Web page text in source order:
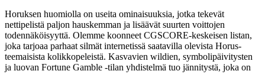
Horuksen huomiolla on useita ominaisuuksia, jotka tekevät
nettipelistä paljon hauskemman ja lisäävät suurten voittojen
todennäköisyyttä. Olemme koonneet CGSCORE-keskeisen listan,
joka tarjoaa parhaat silmät internetissä saatavilla olevista Horus-
teemaisista kolikkopeleistä. Kasvavien wildien, symbolipäivitysten
ja luovan Fortune Gamble -tilan yhdistelmä tuo jännitystä, joka on